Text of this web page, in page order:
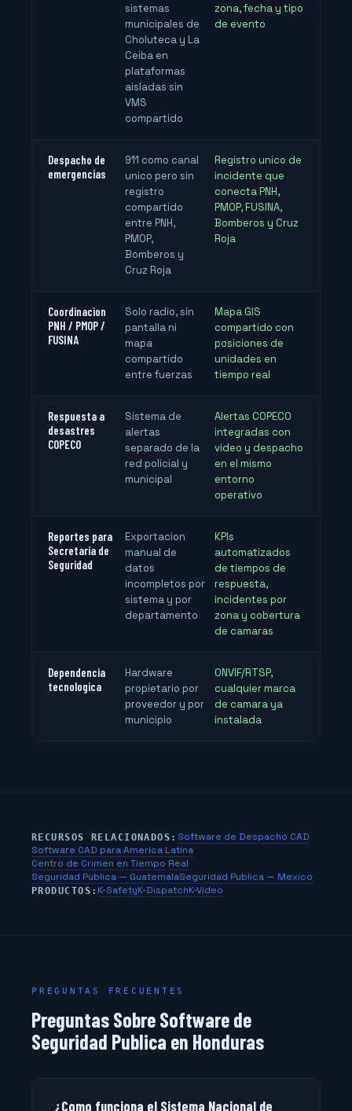
sistemas
municipales de
Choluteca y La
Ceiba en
plataformas
aisladas sin
VMS
compartido
zona, fecha y tipo
de evento
Despacho de
emergencias
911 como canal
unico pero sin
registro
compartido
entre PNH,
PMOP,
Bomberos y
Cruz Roja
Registro unico de
incidente que
conecta PNH,
PMOP, FUSINA,
Bomberos y Cruz
Roja
Coordinacion
PNH / PMOP /
FUSINA
Solo radio, sin
pantalla ni
mapa
compartido
entre fuerzas
Mapa GIS
compartido con
posiciones de
unidades en
tiempo real
Respuesta a
desastres
COPECO
Sistema de
alertas
separado de la
red policial y
municipal
Alertas COPECO
integradas con
video y despacho
en el mismo
entorno
operativo
Reportes para
Secretaria de
Seguridad
Exportacion
manual de
datos
incompletos por
sistema y por
departamento
KPIs
automatizados
de tiempos de
respuesta,
incidentes por
zona y cobertura
de camaras
Dependencia
tecnologica
Hardware
propietario por
proveedor y por
municipio
ONVIF/RTSP,
cualquier marca
de camara ya
instalada
RECURSOS RELACIONADOS: Software de Despacho CAD
Software CAD para America Latina
Centro de Crimen en Tiempo Real
Seguridad Publica — GuatemalaSeguridad Publica — Mexico
PRODUCTOS: K-SafetyK-DispatchK-Video
PREGUNTAS FRECUENTES
Preguntas Sobre Software de
Seguridad Publica en Honduras
¿Como funciona el Sistema Nacional de